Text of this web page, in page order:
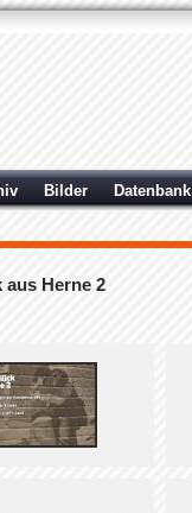
Bilder Datenbank
aus Herne 2